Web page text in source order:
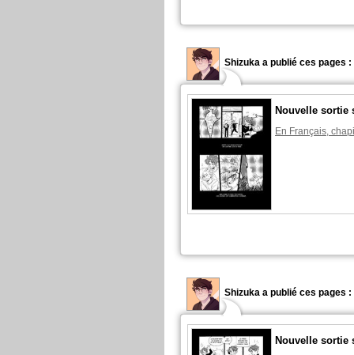
Shizuka a publié ces pages :
Nouvelle sortie
En Français,
Shizuka a publié ces pages :
Nouvelle sortie